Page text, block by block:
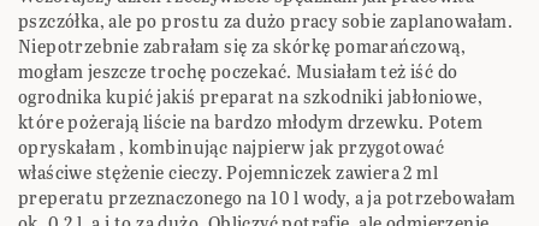
pszczółka, ale po prostu za dużo pracy sobie zaplanowałam.
Niepotrzebnie zabrałam się za skórkę pomarańczową,
mogłam jeszcze trochę poczekać. Musiałam też iść do
ogrodnika kupić jakiś preparat na szkodniki jabłoniowe,
które pożerają liście na bardzo młodym drzewku. Potem
opryskałam , kombinując najpierw jak przygotować
właściwe stężenie cieczy. Pojemniczek zawiera 2 ml
preperatu przeznaczonego na 10 l wody, a ja potrzebowałam